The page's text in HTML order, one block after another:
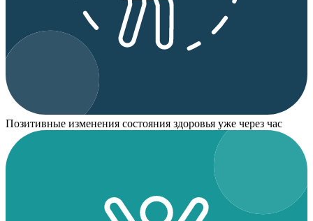
Позитивные изменения состояния здоровья уже через час